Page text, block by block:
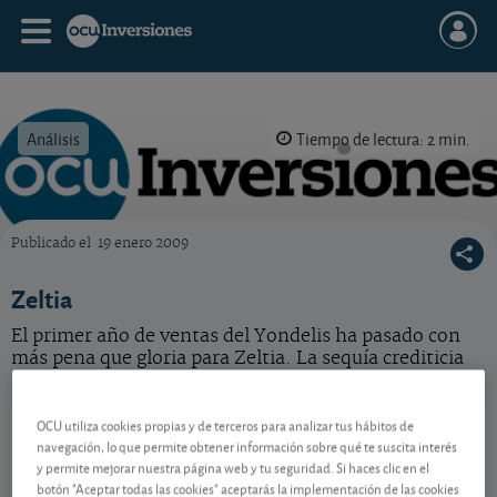
Análisis Tiempo de lectura: 2 min.
Publicado el 19 enero 2009
Zeltia
El primer año de ventas del Yondelis ha pasado con
más pena que gloria para Zeltia. La sequía crediticia
PharmaMar
ES0169501022
07/08/2026 Madrid
78,40 EUR
-
OCU utiliza cookies propias y de terceros para analizar tus hábitos de
navegación, lo que permite obtener información sobre qué te suscita interés
y permite mejorar nuestra página web y tu seguridad. Si haces clic en el
botón "Aceptar todas las cookies" aceptarás la implementación de las cookies